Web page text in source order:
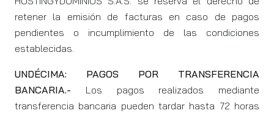
retener la emisión de facturas en caso de pagos
pendientes o incumplimiento de las condiciones
establecidas.
UNDÉCIMA: PAGOS POR TRANSFERENCIA
BANCARIA.-
Los pagos realizados mediante
transferencia bancaria pueden tardar hasta 72 horas